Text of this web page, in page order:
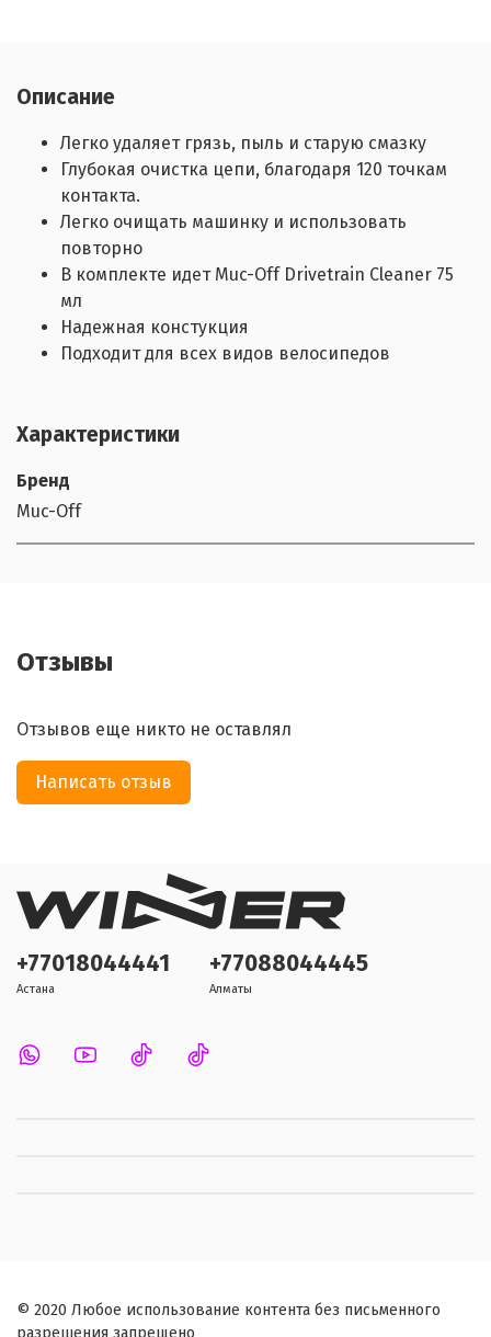
Описание
Легко удаляет грязь, пыль и старую смазку
Глубокая очистка цепи, благодаря 120 точкам
контакта.
Легко очищать машинку и использовать
повторно
В комплекте идет Muc-Off Drivetrain Cleaner 75
мл
Надежная констукция
Подходит для всех видов велосипедов
Характеристики
Бренд
Muc-Off
Отзывы
Отзывов еще никто не оставлял
Написать отзыв
+77018044441
Астана
+77088044445
Алматы
© 2020 Любое использование контента без письменного